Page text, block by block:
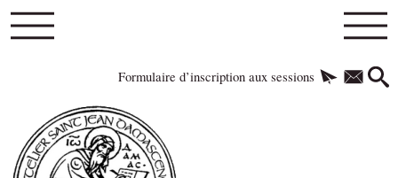
Formulaire d’inscription aux sessions